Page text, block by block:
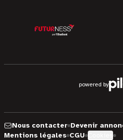
powered by
Nous contacter Devenir
Mentions légales CGU